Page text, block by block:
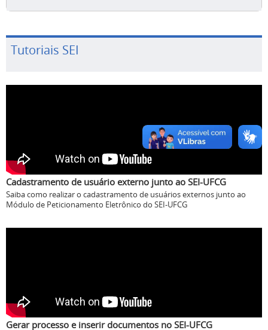
Tutoriais SEI
Cadastramento de usuário externo junto ao SEI-UFCG
Saiba como realizar o cadastramento de usuários externos junto ao
Módulo de Peticionamento Eletrônico do SEI-UFCG
Gerar processo e inserir documentos no SEI-UFCG